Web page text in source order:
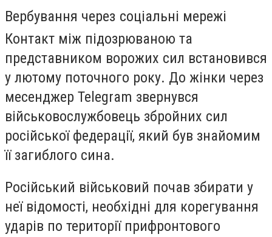
Вербування через соціальні мережі
Контакт між підозрюваною та
представником ворожих сил встановився
у лютому поточного року. До жінки через
месенджер Telegram звернувся
військовослужбовець збройних сил
російської федерації, який був знайомим
її загиблого сина.
Російський військовий почав збирати у
неї відомості, необхідні для корегування
ударів по території прифронтового